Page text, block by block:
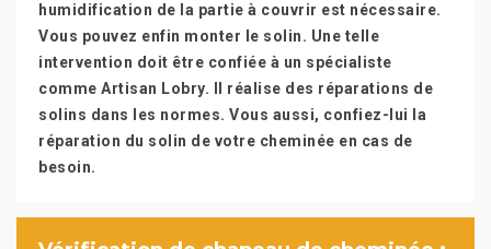
humidification de la partie à couvrir est nécessaire.
Vous pouvez enfin monter le solin. Une telle
intervention doit être confiée à un spécialiste
comme Artisan Lobry. Il réalise des réparations de
solins dans les normes. Vous aussi, confiez-lui la
réparation du solin de votre cheminée en cas de
besoin.